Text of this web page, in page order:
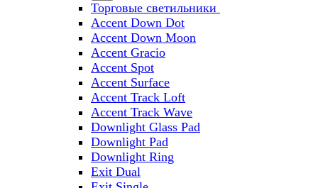
Торговые светильники
Accent Down Dot
Accent Down Moon
Accent Gracio
Accent Spot
Accent Surface
Accent Track Loft
Accent Track Wave
Downlight Glass Pad
Downlight Pad
Downlight Ring
Exit Dual